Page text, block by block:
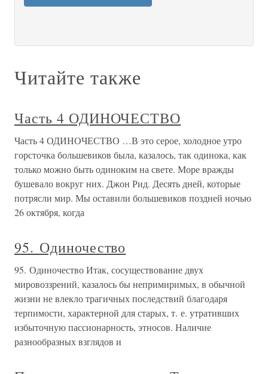
Читайте также
Часть 4 ОДИНОЧЕСТВО
Часть 4 ОДИНОЧЕСТВО …В это серое, холодное утро
горсточка большевиков была, казалось, так одинока, как
только можно быть одиноким на свете. Море вражды
бушевало вокруг них. Джон Рид. Десять дней, которые
потрясли мир. Мы оставили большевиков поздней ночью
26 октября, когда
95. Одиночество
95. Одиночество Итак, сосуществование двух
мировоззрений, казалось бы непримиримых, в обычной
жизни не влекло трагичных последствий благодаря
терпимости, характерной для старых, т. е. утративших
избыточную пассионарность, этносов. Наличие
разнообразных взглядов и